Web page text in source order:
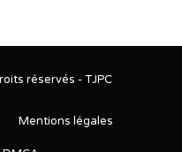
réservés - TJPC
Mentions légales